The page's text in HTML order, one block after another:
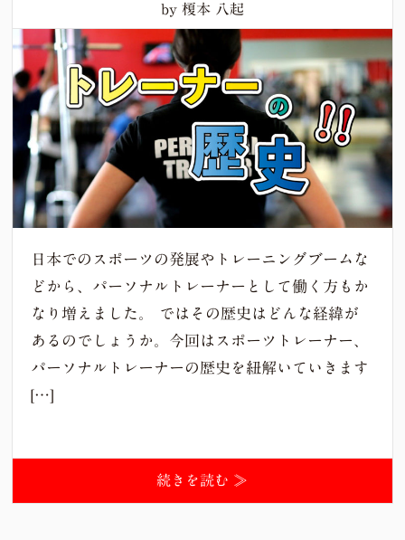
by 榎本 八起
日本でのスポーツの発展やトレーニングブームな
どから、パーソナルトレーナーとして働く方もか
なり増えました。 ではその歴史はどんな経緯が
あるのでしょうか。今回はスポーツトレーナー、
パーソナルトレーナーの歴史を紐解いていきます
[…]
続きを読む ≫